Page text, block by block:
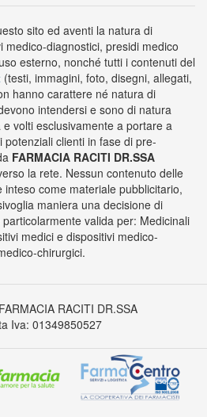
sito ed aventi la natura di
medico-diagnostici, presidi medico
esterno, nonché tutti i contenuti del
(testi, immagini, foto, disegni, allegati,
hanno carattere né natura di
intendersi e sono di natura
volti esclusivamente a portare a
clienti in fase di pre-
FARMACIA RACITI DR.SSA
la rete. Nessun contenuto delle
come materiale pubblicitario,
maniera una decisione di
valida per: Medicinali
medici e dispositivi medico-
chirurgici.
RACITI DR.SSA
Iva: 01349850527